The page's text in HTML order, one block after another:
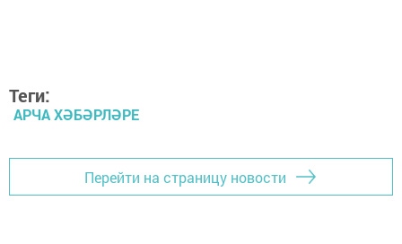
Теги:
АРЧА ХӘБӘРЛӘРЕ
Перейти на страницу новости